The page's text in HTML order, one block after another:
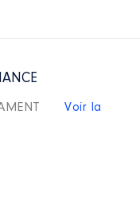
Voir la